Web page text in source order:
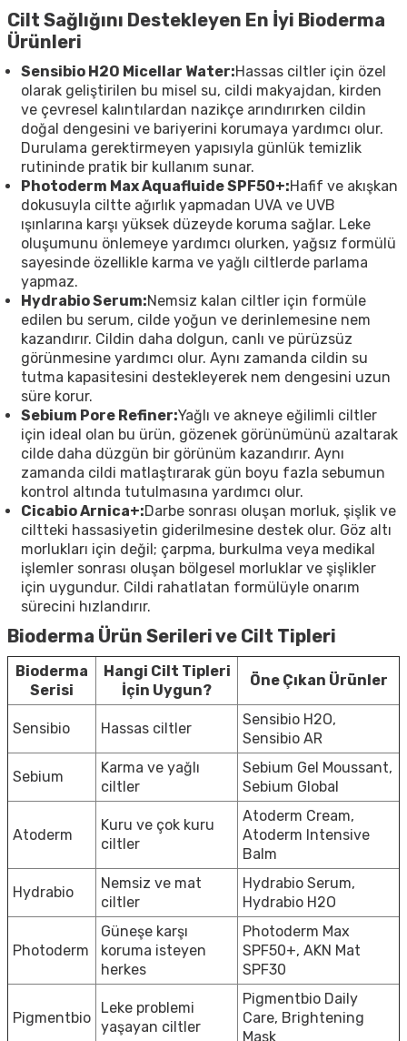
Cilt Sağlığını Destekleyen En İyi Bioderma
Ürünleri
Sensibio H2O Micellar Water:Hassas ciltler için özel
olarak geliştirilen bu misel su, cildi makyajdan, kirden
ve çevresel kalıntılardan nazikçe arındırırken cildin
doğal dengesini ve bariyerini korumaya yardımcı olur.
Durulama gerektirmeyen yapısıyla günlük temizlik
rutininde pratik bir kullanım sunar.
Photoderm Max Aquafluide SPF50+:Hafif ve akışkan
dokusuyla ciltte ağırlık yapmadan UVA ve UVB
ışınlarına karşı yüksek düzeyde koruma sağlar. Leke
oluşumunu önlemeye yardımcı olurken, yağsız formülü
sayesinde özellikle karma ve yağlı ciltlerde parlama
yapmaz.
Hydrabio Serum:Nemsiz kalan ciltler için formüle
edilen bu serum, cilde yoğun ve derinlemesine nem
kazandırır. Cildin daha dolgun, canlı ve pürüzsüz
görünmesine yardımcı olur. Aynı zamanda cildin su
tutma kapasitesini destekleyerek nem dengesini uzun
süre korur.
Sebium Pore Refiner:Yağlı ve akneye eğilimli ciltler
için ideal olan bu ürün, gözenek görünümünü azaltarak
cilde daha düzgün bir görünüm kazandırır. Aynı
zamanda cildi matlaştırarak gün boyu fazla sebumun
kontrol altında tutulmasına yardımcı olur.
Cicabio Arnica+:Darbe sonrası oluşan morluk, şişlik ve
ciltteki hassasiyetin giderilmesine destek olur. Göz altı
morlukları için değil; çarpma, burkulma veya medikal
işlemler sonrası oluşan bölgesel morluklar ve şişlikler
için uygundur. Cildi rahatlatan formülüyle onarım
sürecini hızlandırır.
Bioderma Ürün Serileri ve Cilt Tipleri
Bioderma
Serisi
Hangi Cilt Tipleri
İçin Uygun?
Öne Çıkan Ürünler
Sensibio Hassas ciltler
Sensibio H2O,
Sensibio AR
Sebium
Karma ve yağlı
ciltler
Sebium Gel Moussant,
Sebium Global
Atoderm
Kuru ve çok kuru
ciltler
Atoderm Cream,
Atoderm Intensive
Balm
Hydrabio
Nemsiz ve mat
ciltler
Hydrabio Serum,
Hydrabio H2O
Photoderm
Güneşe karşı
koruma isteyen
herkes
Photoderm Max
SPF50+, AKN Mat
SPF30
Pigmentbio
Leke problemi
yaşayan ciltler
Pigmentbio Daily
Care, Brightening
Mask